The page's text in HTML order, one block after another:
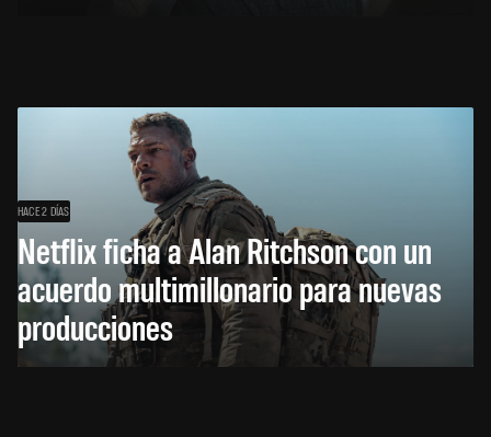
HACE 2 DÍAS
Netflix ficha a Alan Ritchson con un
acuerdo multimillonario para nuevas
producciones